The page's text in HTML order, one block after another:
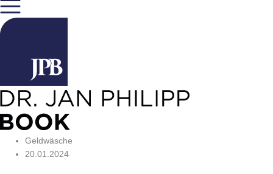
Geldwäsche
20.01.2024